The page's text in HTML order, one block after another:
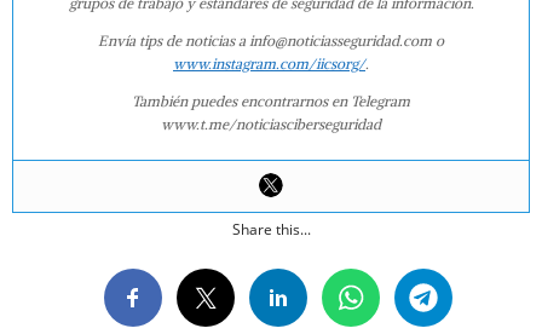
Envía tips de noticias a info@noticiasseguridad.com o
www.instagram.com/iicsorg/.
También puedes encontrarnos en Telegram
www.t.me/noticiasciberseguridad
Share this...